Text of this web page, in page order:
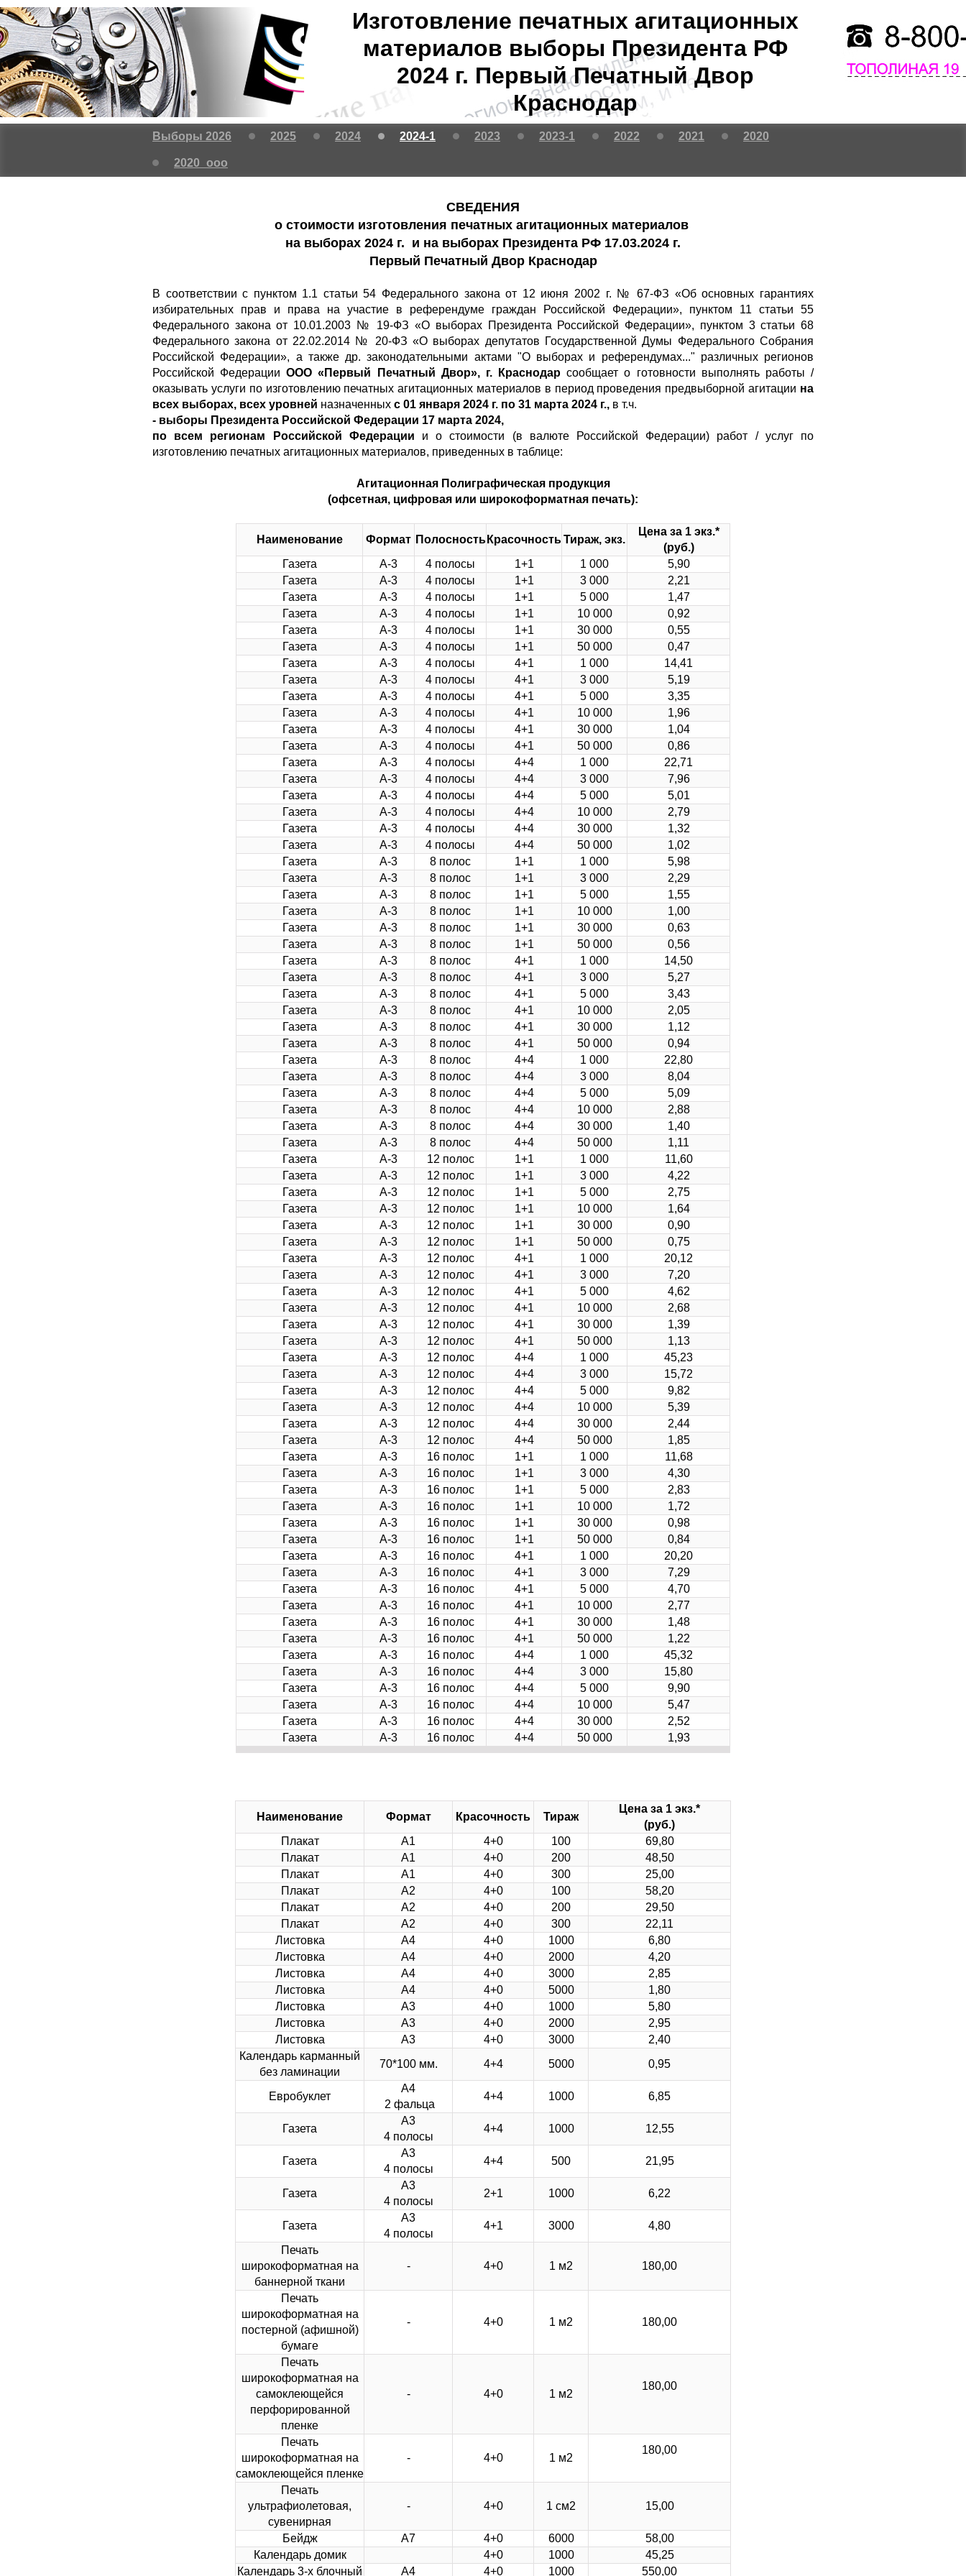
Изготовление печатных агитационных
материалов выборы Президента РФ
2024 г. Первый Печатный Двор
Краснодар
Выборы 2026 2025 2024 2024-1 2023 2023-1 2022 2021 2020
2020_ooo
СВЕДЕНИЯ
о стоимости изготовления печатных агитационных материалов
на выборах 2024 г. и на выборах Президента РФ 17.03.2024 г.
Первый Печатный Двор Краснодар
В соответствии с пунктом 1.1 статьи 54 Федерального закона от 12 июня 2002 г. № 67-ФЗ «Об основных гарантиях
избирательных прав и права на участие в референдуме граждан Российской Федерации», пунктом 11 статьи 55
Федерального закона от 10.01.2003 № 19-ФЗ «О выборах Президента Российской Федерации», пунктом 3 статьи 68
Федерального закона от 22.02.2014 № 20-ФЗ «О выборах депутатов Государственной Думы Федерального Собрания
Российской Федерации», а также др. законодательными актами "О выборах и референдумах..." различных регионов
Российской ФедерацииООО «Первый Печатный Двор», г. Краснодар сообщает о готовности выполнять работы /
оказывать услуги по изготовлению печатных агитационных материалов в период проведения предвыборной агитации на
всех выборах, всех уровней назначенных с 01 января 2024 г. по 31 марта 2024 г., в т.ч.
- выборы Президента Российской Федерации 17 марта 2024,
по всем регионам Российской Федерации и о стоимости (в валюте Российской Федерации) работ / услуг по
изготовлению печатных агитационных материалов, приведенных в таблице:
Агитационная Полиграфическая продукция
(офсетная, цифровая или широкоформатная печать):
Наименование Формат Полосность КрасочностьТираж, экз.
Цена за 1 экз.*
(руб.)
Газета
А-3 4 полосы 1+1 1 000
5,90
Газета
А-3 4 полосы 1+1 3 000
2,21
Газета
А-3 4 полосы 1+1 5 000
1,47
Газета
А-3 4 полосы 1+1 10 000
0,92
Газета
А-3 4 полосы 1+1 30 000
0,55
Газета
А-3 4 полосы 1+1 50 000
0,47
Газета
А-3 4 полосы 4+1 1 000
14,41
Газета
А-3 4 полосы 4+1 3 000
5,19
Газета
А-3 4 полосы 4+1 5 000
3,35
Газета
А-3 4 полосы 4+1 10 000
1,96
Газета
А-3 4 полосы 4+1 30 000
1,04
Газета
А-3 4 полосы 4+1 50 000
0,86
Газета
А-3 4 полосы 4+4 1 000
22,71
Газета
А-3 4 полосы 4+4 3 000
7,96
Газета
А-3 4 полосы 4+4 5 000
5,01
Газета
А-3 4 полосы 4+4 10 000
2,79
Газета
А-3 4 полосы 4+4 30 000
1,32
Газета
А-3 4 полосы 4+4 50 000
1,02
Газета
А-3 8 полос 1+1 1 000
5,98
Газета
А-3 8 полос 1+1 3 000
2,29
Газета
А-3 8 полос 1+1 5 000
1,55
Газета
А-3 8 полос 1+1 10 000
1,00
Газета
А-3 8 полос 1+1 30 000
0,63
Газета
А-3 8 полос 1+1 50 000
0,56
Газета
А-3 8 полос 4+1 1 000
14,50
Газета
А-3 8 полос 4+1 3 000
5,27
Газета
А-3 8 полос 4+1 5 000
3,43
Газета
А-3 8 полос 4+1 10 000
2,05
Газета
А-3 8 полос 4+1 30 000
1,12
Газета
А-3 8 полос 4+1 50 000
0,94
Газета
А-3 8 полос 4+4 1 000
22,80
Газета
А-3 8 полос 4+4 3 000
8,04
Газета
А-3 8 полос 4+4 5 000
5,09
Газета
А-3 8 полос 4+4 10 000
2,88
Газета
А-3 8 полос 4+4 30 000
1,40
Газета
А-3 8 полос 4+4 50 000
1,11
Газета
А-3 12 полос 1+1 1 000
11,60
Газета
А-3 12 полос 1+1 3 000
4,22
Газета
А-3 12 полос 1+1 5 000
2,75
Газета
А-3 12 полос 1+1 10 000
1,64
Газета
А-3 12 полос 1+1 30 000
0,90
Газета
А-3 12 полос 1+1 50 000
0,75
Газета
А-3 12 полос 4+1 1 000
20,12
Газета
А-3 12 полос 4+1 3 000
7,20
Газета
А-3 12 полос 4+1 5 000
4,62
Газета
А-3 12 полос 4+1 10 000
2,68
Газета
А-3 12 полос 4+1 30 000
1,39
Газета
А-3 12 полос 4+1 50 000
1,13
Газета
А-3 12 полос 4+4 1 000
45,23
Газета
А-3 12 полос 4+4 3 000
15,72
Газета
А-3 12 полос 4+4 5 000
9,82
Газета
А-3 12 полос 4+4 10 000
5,39
Газета
А-3 12 полос 4+4 30 000
2,44
Газета
А-3 12 полос 4+4 50 000
1,85
Газета
А-3 16 полос 1+1 1 000
11,68
Газета
А-3 16 полос 1+1 3 000
4,30
Газета
А-3 16 полос 1+1 5 000
2,83
Газета
А-3 16 полос 1+1 10 000
1,72
Газета
А-3 16 полос 1+1 30 000
0,98
Газета
А-3 16 полос 1+1 50 000
0,84
Газета
А-3 16 полос 4+1 1 000
20,20
Газета
А-3 16 полос 4+1 3 000
7,29
Газета
А-3 16 полос 4+1 5 000
4,70
Газета
А-3 16 полос 4+1 10 000
2,77
Газета
А-3 16 полос 4+1 30 000
1,48
Газета
А-3 16 полос 4+1 50 000
1,22
Газета
А-3 16 полос 4+4 1 000
45,32
Газета
А-3 16 полос 4+4 3 000
15,80
Газета
А-3 16 полос 4+4 5 000
9,90
Газета
А-3 16 полос 4+4 10 000
5,47
Газета
А-3 16 полос 4+4 30 000
2,52
Газета
А-3 16 полос 4+4 50 000 1,93
Наименование Формат Красочность Тираж
Цена за 1 экз.*
(руб.)
Плакат
А1 4+0 100
69,80
Плакат
А1 4+0 200
48,50
Плакат
А1 4+0 300
25,00
Плакат
А2 4+0 100
58,20
Плакат
А2 4+0 200
29,50
Плакат
А2 4+0 300
22,11
Листовка
А4 4+0 1000
6,80
Листовка
А4 4+0 2000
4,20
Листовка
А4 4+0 3000
2,85
Листовка
А4 4+0 5000
1,80
Листовка
А3 4+0 1000
5,80
Листовка
А3 4+0 2000
2,95
Листовка
А3 4+0 3000
2,40
Календарь карманный
без ламинации
70*100 мм. 4+4 5000 0,95
Евробуклет
А4
2 фальца
4+4 1000 6,85
Газета
А3
4 полосы
4+4 1000 12,55
Газета
А3
4 полосы
4+4 500 21,95
Газета
А3
4 полосы
2+1 1000 6,22
Газета
А3
4 полосы
4+1 3000
4,80
Печать
широкоформатная на
баннерной ткани
- 4+0 1 м2 180,00
Печать
широкоформатная на
постерной (афишной)
бумаге
- 4+0 1 м2 180,00
Печать
широкоформатная на
самоклеющейся
перфорированной
пленке
- 4+0 1 м2
180,00
Печать
широкоформатная на
самоклеющейся пленке
- 4+0 1 м2
180,00
Печать
ультрафиолетовая,
сувенирная
- 4+0 1 см2 15,00
Бейдж А7 4+0 6000
58,00
Календарь домик
4+0 1000
45,25
Календарь 3-х блочный
А4 4+0 1000 550,00